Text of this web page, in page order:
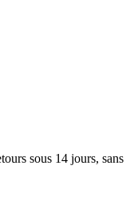
sous 14 jours, sans